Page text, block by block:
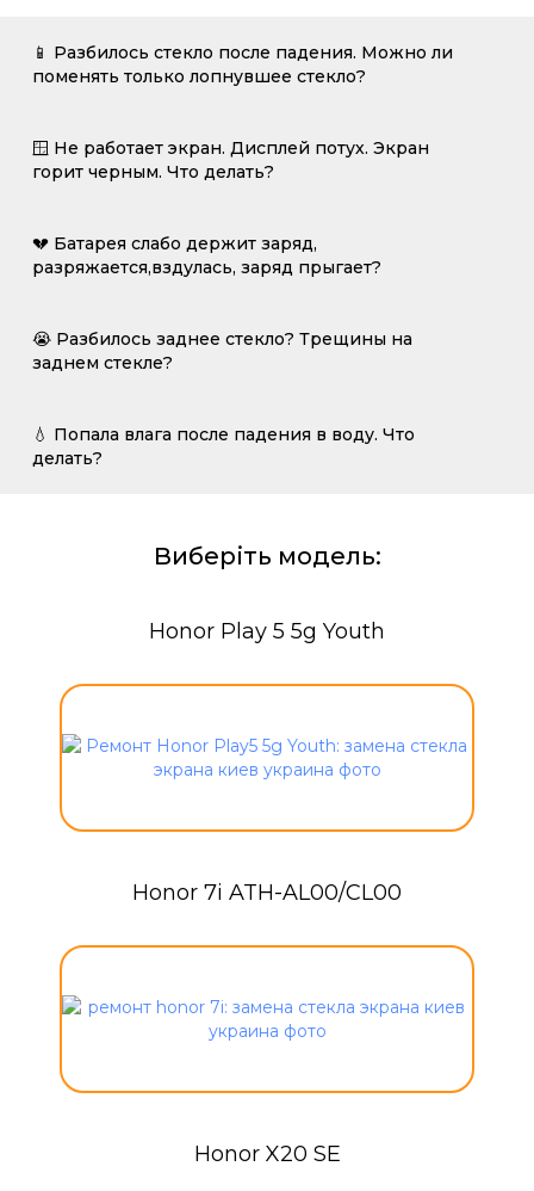
📱 Разбилось стекло после падения. Можно ли
поменять только лопнувшее стекло?
🪟 Не работает экран. Дисплей потух. Экран
горит черным. Что делать?
💔 Батарея слабо держит заряд,
разряжается,вздулась, заряд прыгает?
😭 Разбилось заднее стекло? Трещины на
заднем стекле?
💧 Попала влага после падения в воду. Что
делать?
Виберіть модель:
Honor Play 5 5g Youth
Honor 7i ATH-AL00/CL00
Honor X20 SE